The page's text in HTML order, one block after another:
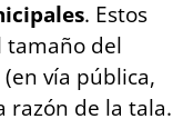
. Estos
tamaño del
vía pública,
razón de la tala.